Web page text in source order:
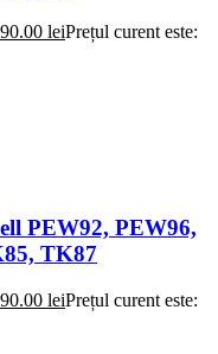
90.00 leiPrețul curent este:
PEW92, PEW96,
TK87
90.00 leiPrețul curent este: